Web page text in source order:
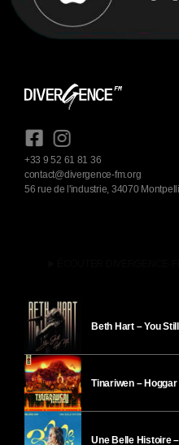
+33 9 52 61 81 36
contact@divergence-fm.org
56 rue de l'industrie, 34070
Beth Hart – You
Tinariwen – Hoggar
Une Belle Histoire